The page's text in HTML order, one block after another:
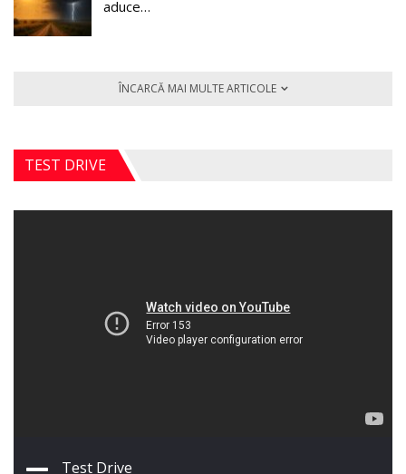
aduce…
ÎNCARCĂ MAI MULTE ARTICOLE
TEST DRIVE
Test Drive